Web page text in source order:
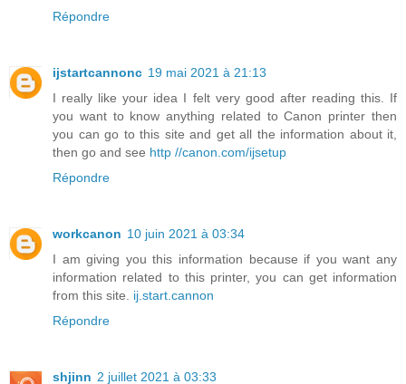
Répondre
ijstartcannonc 19 mai 2021 à 21:13
I really like your idea I felt very good after reading this. If
you want to know anything related to Canon printer then
you can go to this site and get all the information about it,
then go and see http //canon.com/ijsetup
Répondre
workcanon 10 juin 2021 à 03:34
I am giving you this information because if you want any
information related to this printer, you can get information
from this site. ij.start.cannon
Répondre
shjinn 2 juillet 2021 à 03:33